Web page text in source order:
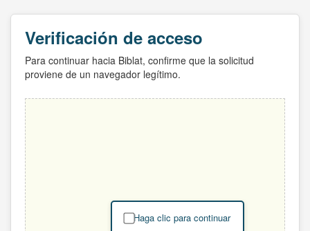
Verificación de acceso
Para continuar hacia Biblat, confirme que la solicitud
proviene de un navegador legítimo.
Haga clic para continuar